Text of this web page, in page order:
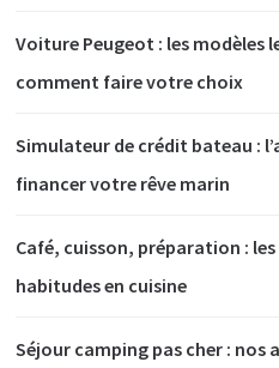
Voiture Peugeot : les modèles
comment faire votre choix
Simulateur de crédit bateau :
financer votre rêve marin
Café, cuisson, préparation :
habitudes en cuisine
Séjour camping pas cher :